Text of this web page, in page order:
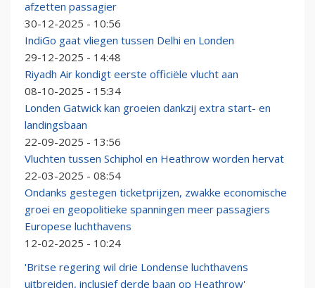
afzetten passagier
30-12-2025 - 10:56
IndiGo gaat vliegen tussen Delhi en Londen
29-12-2025 - 14:48
Riyadh Air kondigt eerste officiële vlucht aan
08-10-2025 - 15:34
Londen Gatwick kan groeien dankzij extra start- en
landingsbaan
22-09-2025 - 13:56
Vluchten tussen Schiphol en Heathrow worden hervat
22-03-2025 - 08:54
Ondanks gestegen ticketprijzen, zwakke economische
groei en geopolitieke spanningen meer passagiers
Europese luchthavens
12-02-2025 - 10:24
'Britse regering wil drie Londense luchthavens
uitbreiden, inclusief derde baan op Heathrow'